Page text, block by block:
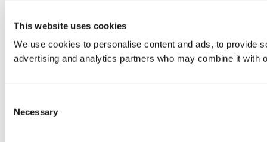
This website uses cookies
We use cookies to personalise content and ads, to provide
advertising and analytics partners who may combine it with
Selection
Necessary